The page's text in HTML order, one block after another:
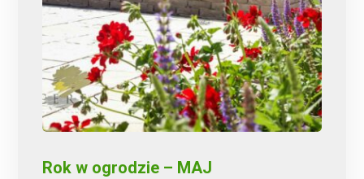
Rok w ogrodzie – MAJ